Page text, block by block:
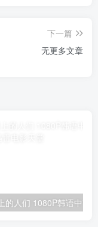
下一篇
无更多文章